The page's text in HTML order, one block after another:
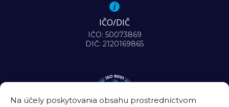
Na účely poskytovania obsahu prostredníctvom
IČO/DIČ
IČO: 50073869
DIČ: 2120169865